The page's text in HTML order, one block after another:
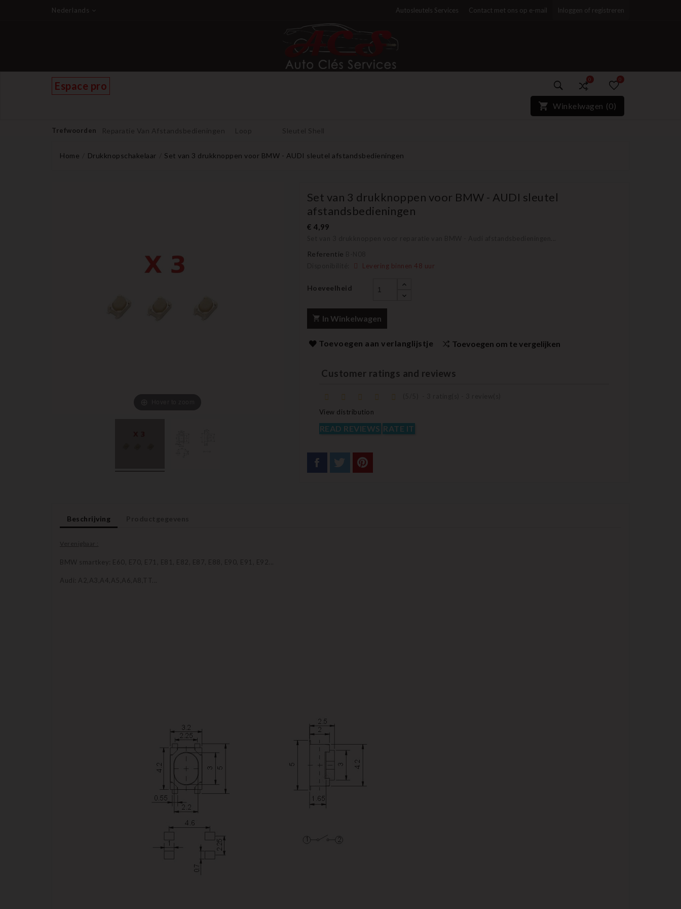
Nederlands Autosleutels Services Contact met ons op e-mail Inloggen of registreren
Espace pro
0
)*}
0
Winkelwagen (0)
Trefwoorden Reparatie Van Afstandsbedieningen Loop Sleutel Shell
Home Drukknopschakelaar Set van 3 drukknoppen voor BMW - AUDI sleutel afstandsbedieningen
Set van 3 drukknoppen voor BMW - AUDI sleutel
afstandsbedieningen
€ 4,99
Referentie
Levering binnen 48 uur
Hoeveelheid
In Winkelwagen
Toevoegen aan verlanglijstje Toevoegen om te vergelijken
Customer ratings and reviews
View distribution
READ REVIEWS RATE IT
Beschrijving
Verenigbaar :
BMW smartkey: E60, E70, E71, E81, E82, E87, E88, E90, E91, E92...
Audi: A2,A3,A4,A5,A6,A8,TT...